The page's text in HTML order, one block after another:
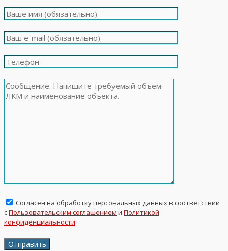
Согласен на обработку персональных данных в соответствии
сПользовательским соглашением и Политикой
конфиденциальности